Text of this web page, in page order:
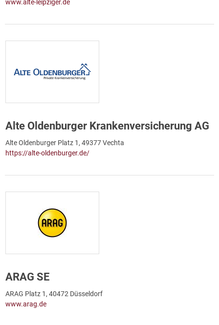
www.alte-leipziger.de
Alte Oldenburger Krankenversicherung AG
Alte Oldenburger Platz 1, 49377 Vechta
https://alte-oldenburger.de/
ARAG SE
ARAG Platz 1, 40472 Düsseldorf
www.arag.de